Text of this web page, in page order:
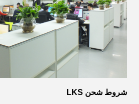
شروط شحن LKS